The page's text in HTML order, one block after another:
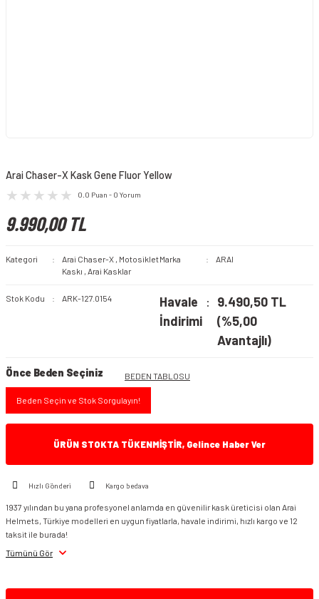
Arai Chaser-X Kask Gene Fluor Yellow
0.0 Puan - 0 Yorum
9.990,00 TL
Kategori Arai Chaser-X , Motosiklet
Kaskı , Arai Kasklar
Marka ARAI
Stok Kodu ARK-127.0154
Havale
İndirimi
9.490,50 TL
(%5,00
Avantajlı)
Önce Beden Seçiniz BEDEN TABLOSU
Beden Seçin ve Stok Sorgulayın!
ÜRÜN STOKTA TÜKENMİŞTİR, Gelince Haber Ver
Hızlı Gönderi Kargo bedava
1937 yılından bu yana profesyonel anlamda en güvenilir kask üreticisi olan Arai
Helmets, Türkiye modelleri en uygun fiyatlarla, havale indirimi, hızlı kargo ve 12
taksit ile burada!
Tümünü Gör